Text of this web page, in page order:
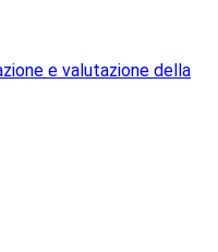
e valutazione della